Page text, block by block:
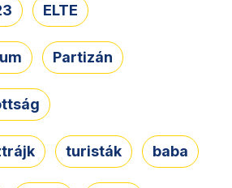
ELTE
Partizán
turisták baba